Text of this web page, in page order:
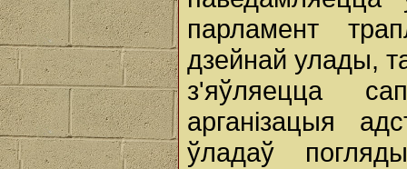
парламент
дзейнай улады,
з'яўляецца
арганізацыя
ўладаў